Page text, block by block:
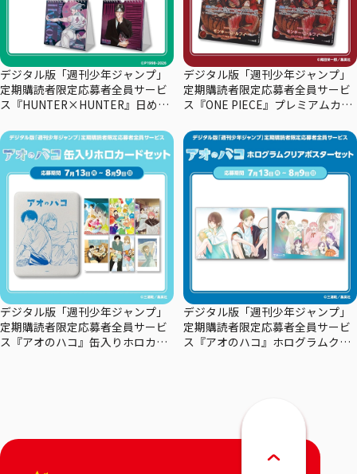
デジタル版「週刊少年ジャンプ」
定期購読者限定応募者全員サービ
ス『HUNTER×HUNTER』日めく
デジタル版「週刊少年ジャンプ」
定期購読者限定応募者全員サービ
ス『ONE PIECE』プレミアムカー
ン
デジタル版「週刊少年ジャンプ」
定期購読者限定応募者全員サービ
ス『アオのハコ』缶入りホロカー
デジタル版「週刊少年ジャンプ」
定期購読者限定応募者全員サービ
ス『アオのハコ』ホログラムクリ